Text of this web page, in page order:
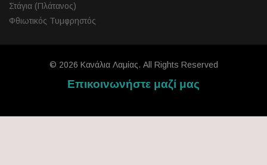
Στάγια (Πλάτανος)
Φθιωτικός Τυμφρηστός
© 2026 Κανάλια Λαμίας. All Rights Reserved
Επικοινωνήστε μαζί μας